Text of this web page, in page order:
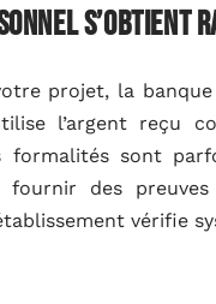
projet, la
l’argent reçu
formalités sont
fournir des
vérifie